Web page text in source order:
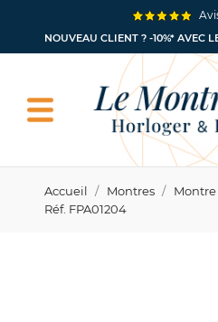
NOUVEAU CLIENT ? -10%* AVEC
Accueil Montres
Réf. FPA01204